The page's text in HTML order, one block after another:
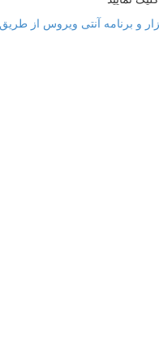
و برنامه آنتی ویروس از طریق